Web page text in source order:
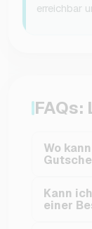
erreichbar
Wo
Kann
einer